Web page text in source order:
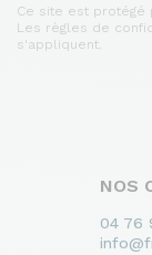
Ce site est protégé
Les règles de
s'appliquent.
NOS
04 76